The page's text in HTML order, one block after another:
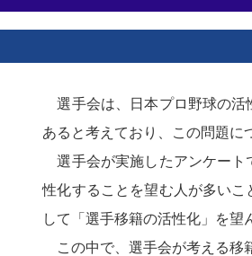
選手会は、日本プロ野球の活
あると考えており、この問題に
選手会が実施したアンケート
性化することを望む人が多い
して「選手移籍の活性化」を望
この中で、選手会が考える移